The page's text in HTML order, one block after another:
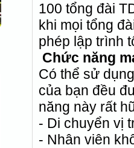
100 tổng đài
khi mọi tổng
phép lập trình
Chức năng
Có thể sử
của bạn đều
năng này rất
- Di chuyển vị
- Nhân viên